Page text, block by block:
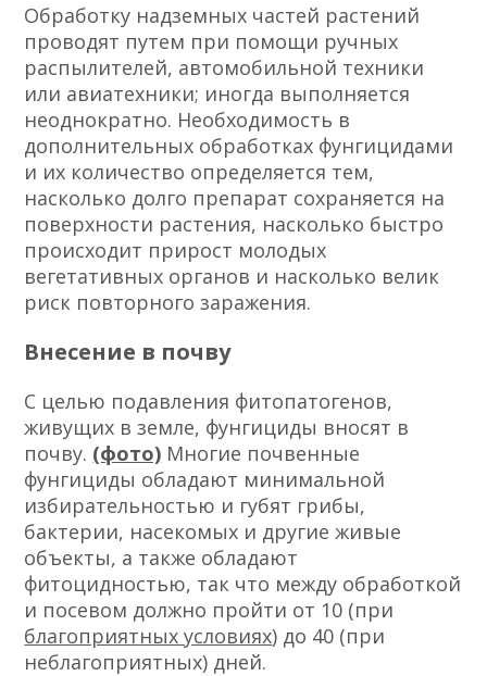
Обработку надземных частей растений
проводят путем при помощи ручных
распылителей, автомобильной техники
или авиатехники; иногда выполняется
неоднократно. Необходимость в
дополнительных обработках фунгицидами
и их количество определяется тем,
насколько долго препарат сохраняется на
поверхности растения, насколько быстро
происходит прирост молодых
вегетативных органов и насколько велик
риск повторного заражения.
Внесение в почву
С целью подавления фитопатогенов,
живущих в земле, фунгициды вносят в
почву. (фото) Многие почвенные
фунгициды обладают минимальной
избирательностью и губят грибы,
бактерии, насекомых и другие живые
объекты, а также обладают
фитоцидностью, так что между обработкой
и посевом должно пройти от 10 (при
благоприятных условиях) до 40 (при
неблагоприятных) дней.